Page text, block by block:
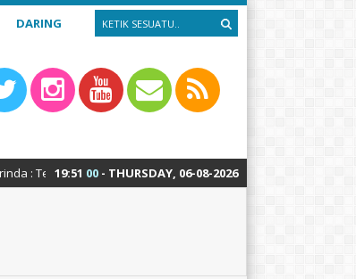
DARING
19:51 01 - THURSDAY, 06-08-2026
Alat Berat – Teknik Sepeda Motor – Teknik Kendaraan